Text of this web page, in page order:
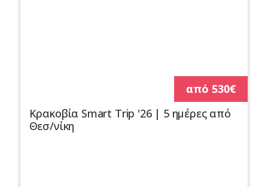
από 530€
Κρακοβία Smart Trip '26 | 5 ημέρες από
Θεσ/νίκη